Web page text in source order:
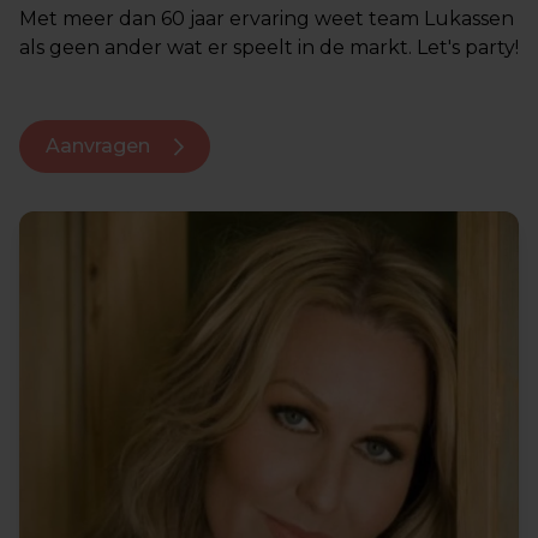
Met meer dan 60 jaar ervaring weet team Lukassen
als geen ander wat er speelt in de markt. Let's party!
Aanvragen